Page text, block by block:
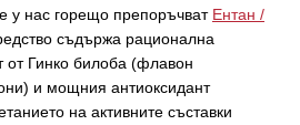
у нас горещо препоръчват Ентан /
съдържа рационална
от Гинко билоба (флавон
и мощния антиоксидант
на активните съставки